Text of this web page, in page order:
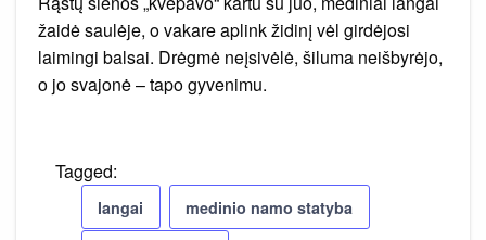
žaidė saulėje, o vakare aplink židinį vėl girdėjosi
laimingi balsai. Drėgmė neįsivėlė, šiluma neišbyrėjo,
o jo svajonė – tapo gyvenimu.
Tagged:
langai medinio namo statyba